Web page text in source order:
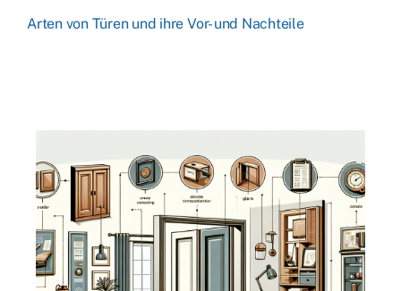
Arten von Türen und ihre Vor- und Nachteile